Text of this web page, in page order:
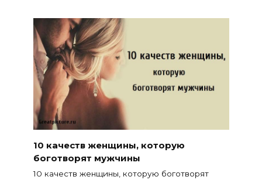
10 качеств женщины, которую
боготворят мужчины
10 качеств женщины, которую боготворят